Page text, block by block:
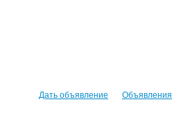
Дать объявление Объявления